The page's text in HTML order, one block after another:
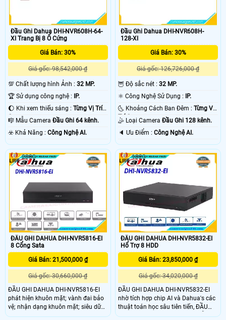
Đầu Ghi Dahua DHI-NVR608H-64-
XI Trang Bị 8 Ổ Cứng
Giá Bán: 30%
Giá gốc: 98,542,000 ₫
💯 Chất lượng hình Ảnh : 32 MP.
🏆 Sử dụng công nghệ :
IP.
🌔 Khi xem thiếu sáng : Từng Vị Trí
Camera .
🎼️ Mẫu Camera Đầu Ghi 64 kênh.
️☣️ Khả Năng : Công Nghệ AI.
Đầu Ghi Dahua DHI-NVR608H-
128-XI
Giá Bán: 30%
Giá gốc: 126,726,000 ₫
🦉 Độ sắc nét :32 MP.
⚛️ Công Nghệ Sử Dụng :
IP.
🌜 Khoảng Cách Ban Đêm :Từng Vị
Trí Camera .
🤹 Loại CameraĐầu Ghi 128 kênh.
️🔈 Ưu Điểm :Công Nghệ AI.
ĐẦU GHI DAHUA DHI-NVR5816-EI
8 Cổng Sata
Giá Bán: 21,500,000 ₫
Giá gốc: 30,660,000 ₫
ĐẦU GHI DAHUA DHI-NVR5816-EI
phát hiện khuôn mặt; vành đai bảo
vệ; nhận dạng khuôn mặt; siêu dữ
liệu video (con người, phương tiện
2000
ĐẦU GHI DAHUA DHI-NVR5832-EI
Hổ Trợ 8 HDD
Giá Bán: 23,850,000 ₫
Giá gốc: 34,020,000 ₫
ĐẦU GHI DAHUA DHI-NVR5832-EI
nhờ tích hợp chip AI và Dahua's các
thuật toán học sâu tiên tiến, ĐẦU
GHI DAHUA DHI-NVR5832-EI hỗ trợ
1823